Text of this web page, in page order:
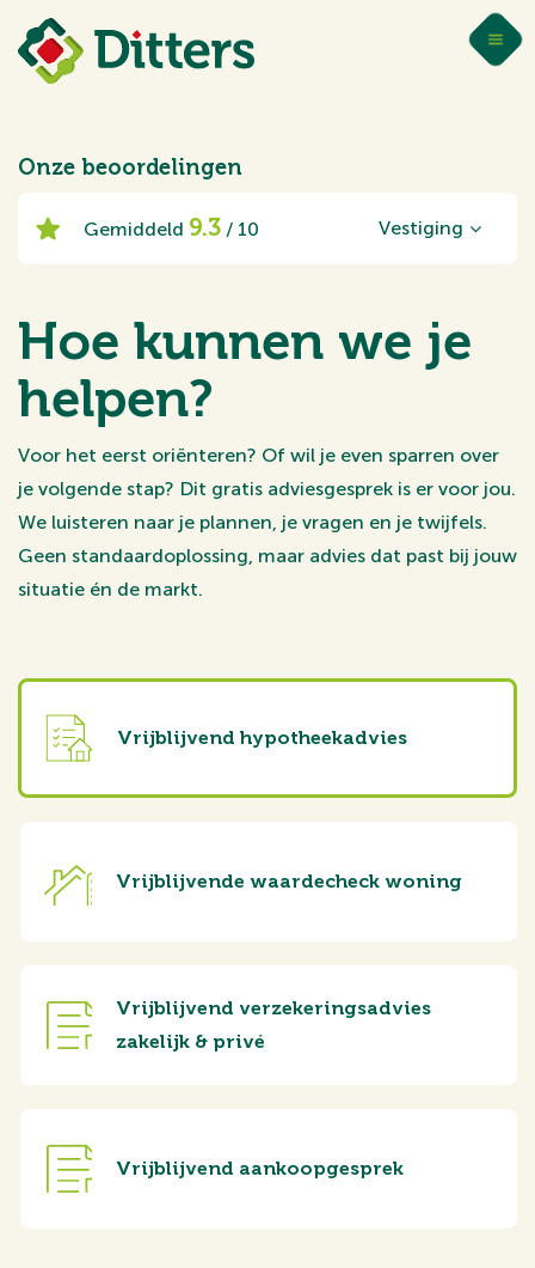
Hoe kunnen we je
helpen?
Voor het eerst oriënteren? Of wil je even sparren over
je volgende stap? Dit gratis adviesgesprek is er voor jou.
We luisteren naar je plannen, je vragen en je twijfels.
Geen standaardoplossing, maar advies dat past bij jouw
situatie én de markt.
Onze beoordelingen
Gemiddeld 9.3 / 10 Vestiging
Vrijblijvend hypotheekadvies
Vrijblijvende waardecheck woning
Vrijblijvend verzekeringsadvies
zakelijk & privé
Vrijblijvend aankoopgesprek